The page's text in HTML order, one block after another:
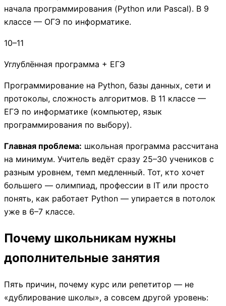
начала программирования (Python или Pascal). В 9
классе — ОГЭ по информатике.
10–11
Углублённая программа + ЕГЭ
Программирование на Python, базы данных, сети и
протоколы, сложность алгоритмов. В 11 классе —
ЕГЭ по информатике (компьютер, язык
программирования по выбору).
Главная проблема: школьная программа рассчитана
на минимум. Учитель ведёт сразу 25–30 учеников с
разным уровнем, темп медленный. Тот, кто хочет
большего — олимпиад, профессии в IT или просто
понять, как работает Python — упирается в потолок
уже в 6–7 классе.
Почему школьникам нужны
дополнительные занятия
Пять причин, почему курс или репетитор — не
«дублирование школы», а совсем другой уровень: